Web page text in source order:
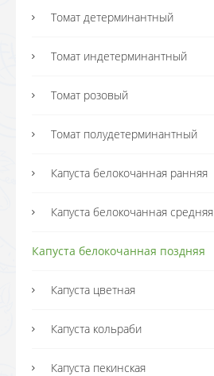
Томат детерминантный
Томат индетерминантный
Томат розовый
Томат полудетерминантный
Капуста белокочанная ранняя
Капуста белокочанная средняя
Капуста белокочанная поздняя
Капуста цветная
Капуста кольраби
Капуста пекинская